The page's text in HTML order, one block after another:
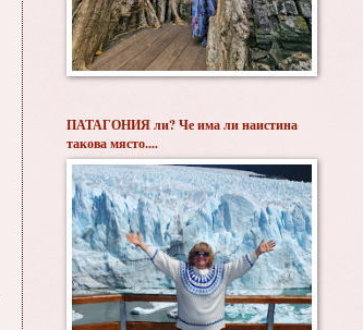
ПАТАГОНИЯ ли? Че има ли наистина
такова място....